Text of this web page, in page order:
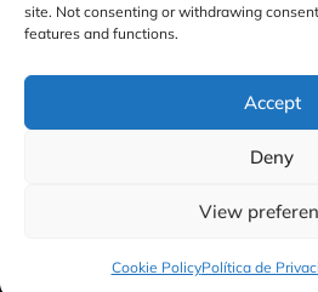
site. Not consenting or withdrawing
features and functions.
Accept
Deny
View
Cookie PolicyPolítica de
Política de Cookies
Aviso Legal
GBS Finance
sospechoso a
Toda la información
nuestra actividad está
exclusivamente en
corporativos.
compromiso con la
clientes.